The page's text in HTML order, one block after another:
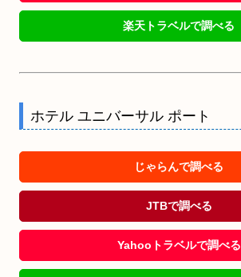
楽天トラベルで調べる
ホテル ユニバーサル ポート
じゃらんで調べる
JTBで調べる
Yahooトラベルで調べる